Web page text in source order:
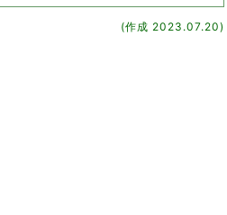
(作成 2023.07.20)